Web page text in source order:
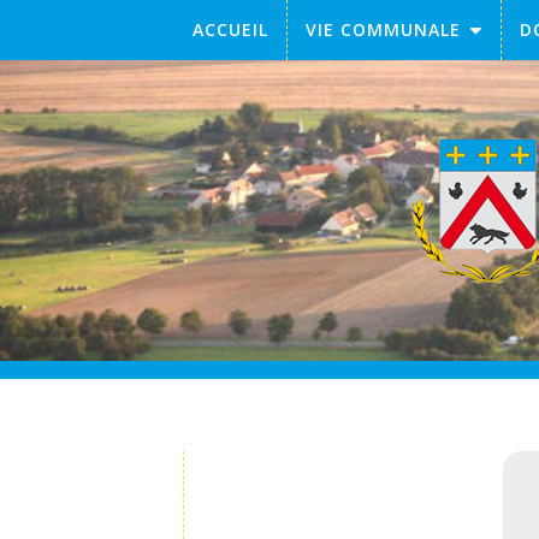
ACCUEIL VIE COMMUNALE